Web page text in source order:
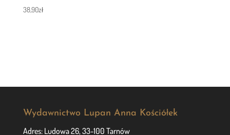
38,90zł
Wydawnictwo Lupan Anna Kościółek
Adres: Ludowa 26, 33-100 Tarnów